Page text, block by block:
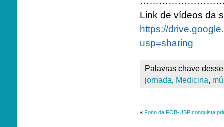
Link de vídeos da
https://
usp=sharing
Palavras chave
jornada, Medicina,
« Fono da FOB-USP conquista